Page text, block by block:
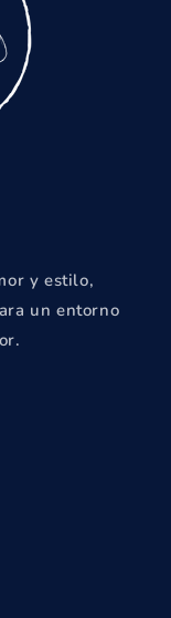
y estilo,
un entorno